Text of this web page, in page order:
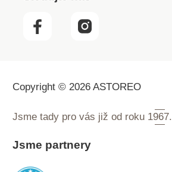
Copyright © 2026 ASTOREO
Jsme tady pro vás již od roku 1967.
Jsme partnery